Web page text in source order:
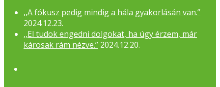
,,A fókusz pedig mindig a hála gyakorlásán van.”
2024.12.23.
,,El tudok engedni dolgokat, ha úgy érzem, már
károsak rám nézve.” 2024.12.20.